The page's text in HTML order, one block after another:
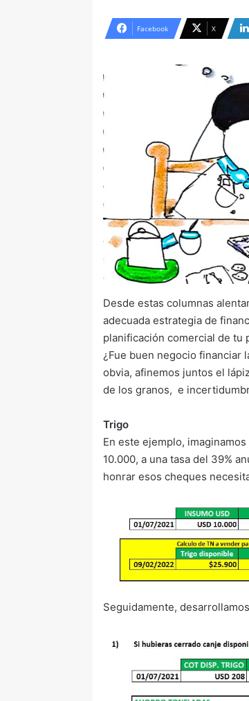
email
Facebook X
Desde estas columnas
adecuada estrategia de
planificación comercial de tu
¿Fue buen negocio financiar
obvia, afinemos juntos el
de los granos, e
Trigo
En este ejemplo,
10.000, a una tasa del 39%
honrar esos cheques
Seguidamente,